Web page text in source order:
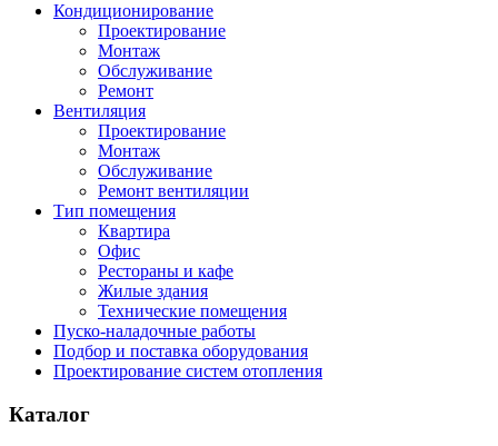
Кондиционирование
Проектирование
Монтаж
Обслуживание
Ремонт
Вентиляция
Проектирование
Монтаж
Обслуживание
Ремонт вентиляции
Тип помещения
Квартира
Офис
Рестораны и кафе
Жилые здания
Технические помещения
Пуско-наладочные работы
Подбор и поставка оборудования
Проектирование систем отопления
Каталог